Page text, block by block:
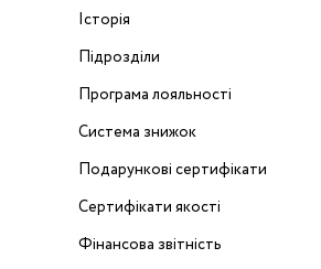
Історія
Підрозділи
Програма лояльності
Система знижок
Подарункові сертифікати
Сертифікати якості
Фінансова звітність